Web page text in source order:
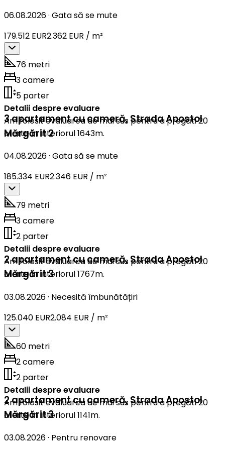
06.08.2026· Gata să se mute
179.512 EUR2.362 EUR / m²
76 metri
3 camere
5 parter
Detalii despre evaluare
Am folosit evaluarea de mai sus pentru a pregăti 20
oferte în interiorul 1643m.
3 apartament cu cameră,Strada Apostol
Mărgărit 2
04.08.2026· Gata să se mute
185.334 EUR2.346 EUR / m²
79 metri
3 camere
2 parter
Detalii despre evaluare
Am folosit evaluarea de mai sus pentru a pregăti 20
oferte în interiorul 1767m.
2 apartament cu cameră,Strada Apostol
Mărgărit 3
03.08.2026· Necesită îmbunătățiri
125.040 EUR2.084 EUR / m²
60 metri
2 camere
2 parter
Detalii despre evaluare
Am folosit evaluarea de mai sus pentru a pregăti 20
oferte în interiorul 1141m.
2 apartament cu cameră,Strada Apostol
Mărgărit 3
03.08.2026· Pentru renovare